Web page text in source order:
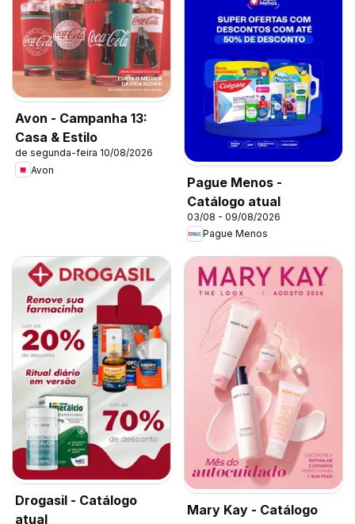
Avon - Campanha 13:
Casa & Estilo
de segunda-feira 10/08/2026
Avon
Pague Menos -
Catálogo atual
03/08 - 09/08/2026
Pague Menos
Drogasil - Catálogo
atual
Mary Kay - Catálogo